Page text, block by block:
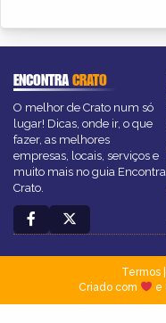
ENCONTRACRATO
O melhor de Crato num só
lugar! Dicas, onde ir, o que
fazer, as melhores
empresas, locais, serviços e
muito mais no guia Encontra
Crato.
Termos|
Criado com
e